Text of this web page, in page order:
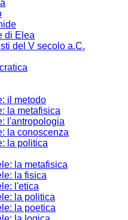
di Elea
del V secolo a.C.
il metodo
la metafisica
l'antropologia
la conoscenza
la politica
la metafisica
la fisica
l'etica
la politica
la poetica